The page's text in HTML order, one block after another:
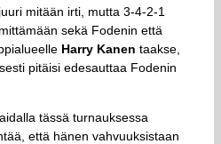
juuri mitään irti, mutta 3-4-2-1
sekä Fodenin että
Harry Kanen taakse,
pitäisi edesauttaa Fodenin
tässä turnauksessa
että hänen vahvuuksistaan